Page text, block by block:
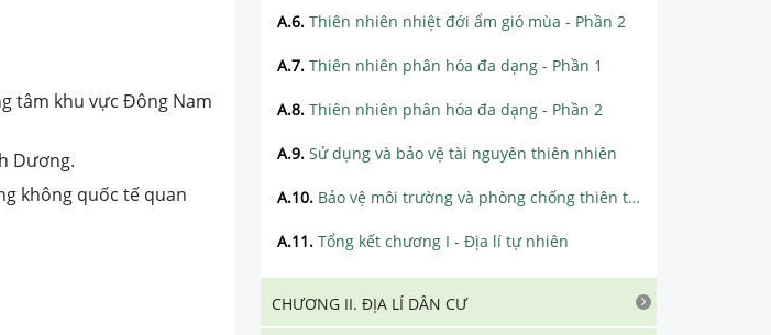
tâm khu vực Đông Nam
Dương.
không quốc tế quan
A.6. Thiên nhiên nhiệt đới ẩm gió mùa - Phần 2
A.7. Thiên nhiên phân hóa đa dạng - Phần 1
A.8. Thiên nhiên phân hóa đa dạng - Phần 2
A.9. Sử dụng và bảo vệ tài nguyên thiên nhiên
A.10. Bảo vệ môi trường và phòng chống thiên tai
A.11. Tổng kết chương I - Địa lí tự nhiên
CHƯƠNG II. ĐỊA LÍ DÂN CƯ